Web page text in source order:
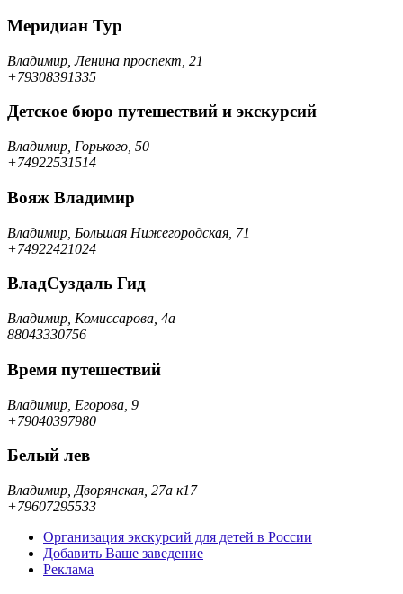
Меридиан Тур
Владимир, Ленина проспект, 21
+79308391335
Детское бюро путешествий и экскурсий
Владимир, Горького, 50
+74922531514
Вояж Владимир
Владимир, Большая Нижегородская, 71
+74922421024
ВладСуздаль Гид
Владимир, Комиссарова, 4а
88043330756
Время путешествий
Владимир, Егорова, 9
+79040397980
Белый лев
Владимир, Дворянская, 27а к17
+79607295533
Организация экскурсий для детей в России
Добавить Ваше заведение
Реклама